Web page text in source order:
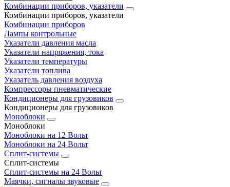
Комбинации приборов, указатели
Комбинации приборов, указатели
Комбинации приборов
Лампы контрольные
Указатели давления масла
Указатели напряжения, тока
Указатели температуры
Указатели топлива
Указатель давления воздуха
Компрессоры пневматические
Кондиционеры для грузовиков
Кондиционеры для грузовиков
Моноблоки
Моноблоки
Моноблоки на 12 Вольт
Моноблоки на 24 Вольт
Сплит-системы
Сплит-системы
Сплит‑системы на 24 Вольт
Маячки, сигналы звуковые